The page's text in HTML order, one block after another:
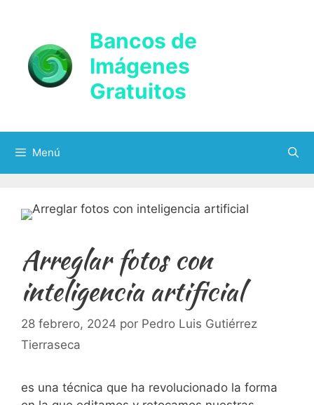
contenido
Bancos de
Imágenes
Gratuitos
Menú
Arreglar fotos con
inteligencia artificial
28 febrero, 2024 por Pedro Luis Gutiérrez
Tierraseca
es⁤ una técnica que ha revolucionado la forma